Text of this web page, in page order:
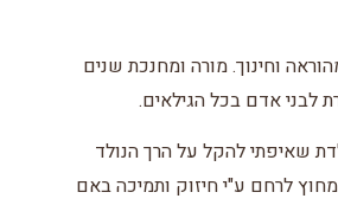
וחינוך. מורה ומחנכת שנים
לבני אדם בכל הגילאים.
שאיפתי להקל על הרך הנולד
לרחם ע"י חיזוק ותמיכה באם